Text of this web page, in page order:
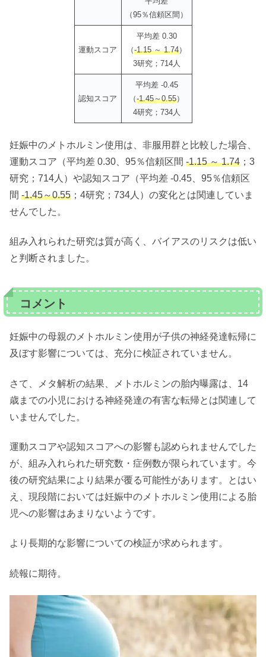
（95％信頼区間）
運動スコア
平均差 0.30
（-1.15 ～ 1.74）
3研究；714人
認知スコア
平均差 -0.45
（-1.45～0.55）
4研究；734人
妊娠中のメトホルミン使用は、非服用群と比較した場合、
運動スコア（平均差 0.30、95％信頼区間 -1.15 ～ 1.74 ；3
研究；714人）や認知スコア（平均差 -0.45、95％信頼区
間 -1.45～0.55 ；4研究；734人）の変化とは関連していま
せんでした。
組み入れられた研究は質が高く、バイアスのリスクは低い
と判断されました。
コメント
妊娠中の母親のメトホルミン使用が子供の神経発達転帰に
及ぼす影響については、充分に検証されていません。
さて、メタ解析の結果、メトホルミンの胎内曝露は、14
歳までの小児における神経発達の有害な転帰とは関連して
いませんでした。
運動スコアや認知スコアへの影響も認められませんでした
が、組み入れられた研究数・症例数が限られています。今
後の研究結果により結果が覆る可能性があります。とはい
え、現段階においては妊娠中のメトホルミン使用による胎
児への影響はあまりないようです。
より長期的な影響についての検証が求められます。
続報に期待。